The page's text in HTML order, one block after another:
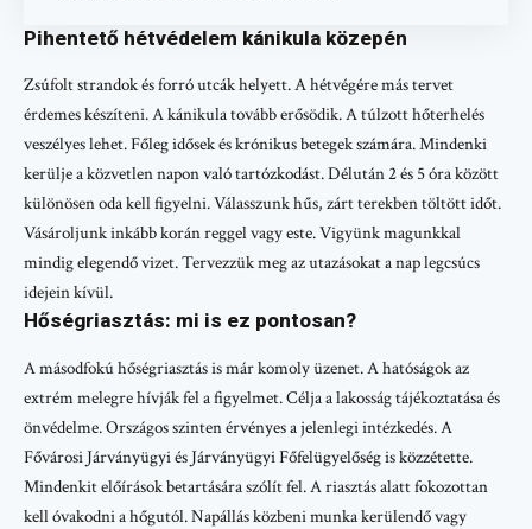
Pihentető hétvédelem kánikula közepén
Zsúfolt strandok és forró utcák helyett. A hétvégére más tervet
érdemes készíteni. A kánikula tovább erősödik. A túlzott hőterhelés
veszélyes lehet. Főleg idősek és krónikus betegek számára. Mindenki
kerülje a közvetlen napon való tartózkodást. Délután 2 és 5 óra között
különösen oda kell figyelni. Válasszunk hűs, zárt terekben töltött időt.
Vásároljunk inkább korán reggel vagy este. Vigyünk magunkkal
mindig elegendő vizet. Tervezzük meg az utazásokat a nap legcsúcs
idejein kívül.
Hőségriasztás: mi is ez pontosan?
A másodfokú hőségriasztás is már komoly üzenet. A hatóságok az
extrém melegre hívják fel a figyelmet. Célja a lakosság tájékoztatása és
önvédelme. Országos szinten érvényes a jelenlegi intézkedés. A
Fővárosi Járványügyi és Járványügyi Főfelügyelőség is közzétette.
Mindenkit előírások betartására szólít fel. A riasztás alatt fokozottan
kell óvakodni a hőgutól. Napállás közbeni munka kerülendő vagy